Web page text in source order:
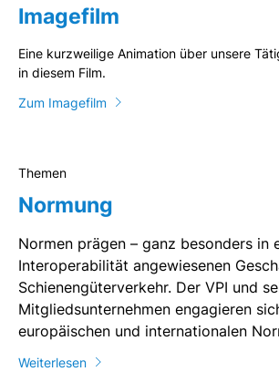
Imagefilm
Eine kurzweilige Animation über unsere
in diesem Film.
Zum Imagefilm
Themen
Normung
Normen prägen – ganz besonders in
Interoperabilität angewiesenen
Schienengüterverkehr. Der VPI und
Mitgliedsunternehmen engagieren
europäischen und internationalen
Weiterlesen